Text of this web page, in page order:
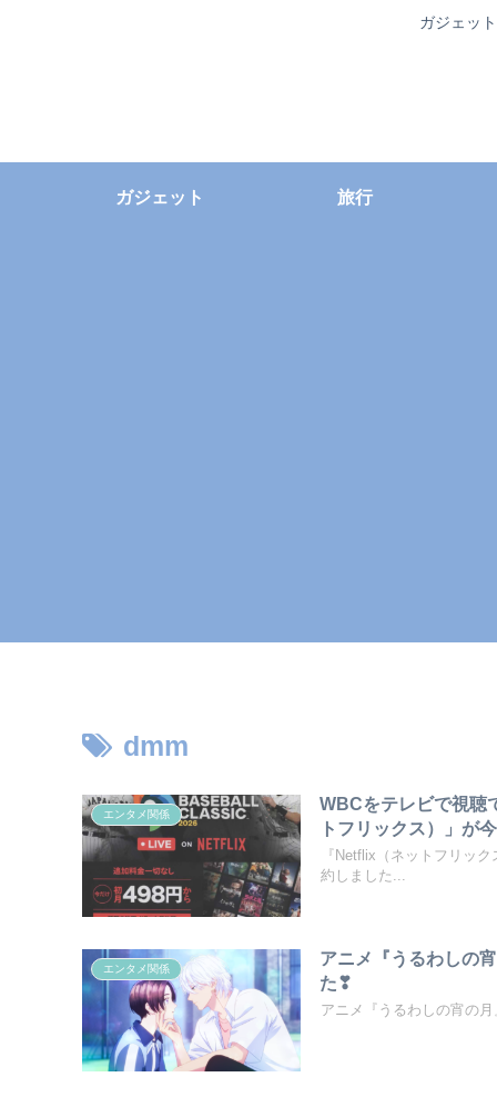
ガジェッ
ガジェット 旅行
dmm
エンタメ関係
WBCをテレビで視聴
トフリックス）」が
『Netflix（ネットフリッ
約しました...
エンタメ関係
アニメ『うるわしの
た❣
アニメ『うるわしの宵の